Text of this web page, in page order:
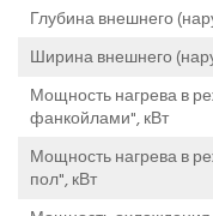
Глубина внешнего
Ширина внешнего
Мощность нагрева в
фанкойлами", кВт
Мощность нагрева в
пол", кВт